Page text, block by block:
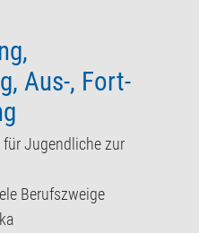
Aus-, Fort-
Jugendliche zur
Berufszweige